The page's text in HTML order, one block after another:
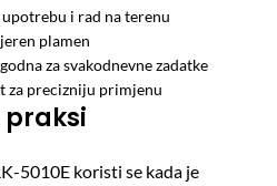
i rad na terenu
plamen
za svakodnevne zadatke
za precizniju primjenu
praksi
5010E koristi se kada je